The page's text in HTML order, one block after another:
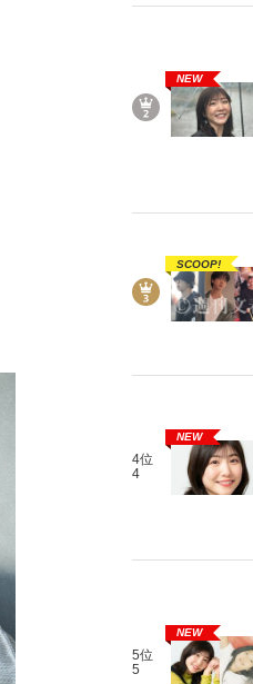
NEW
SCOOP!
4位
4
NEW
5位
5
NEW